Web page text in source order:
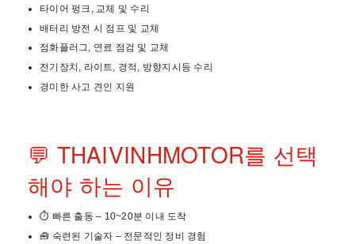
타이어 펑크, 교체 및 수리
배터리 방전 시 점프 및 교체
점화플러그, 연료 점검 및 교체
전기장치, 라이트, 경적, 방향지시등 수리
경미한 사고 견인 지원
💬 THAIVINHMOTOR를 선택
해야 하는 이유
⏱️ 빠른 출동 – 10~20분 이내 도착
🧰 숙련된 기술자 – 전문적인 정비 경험